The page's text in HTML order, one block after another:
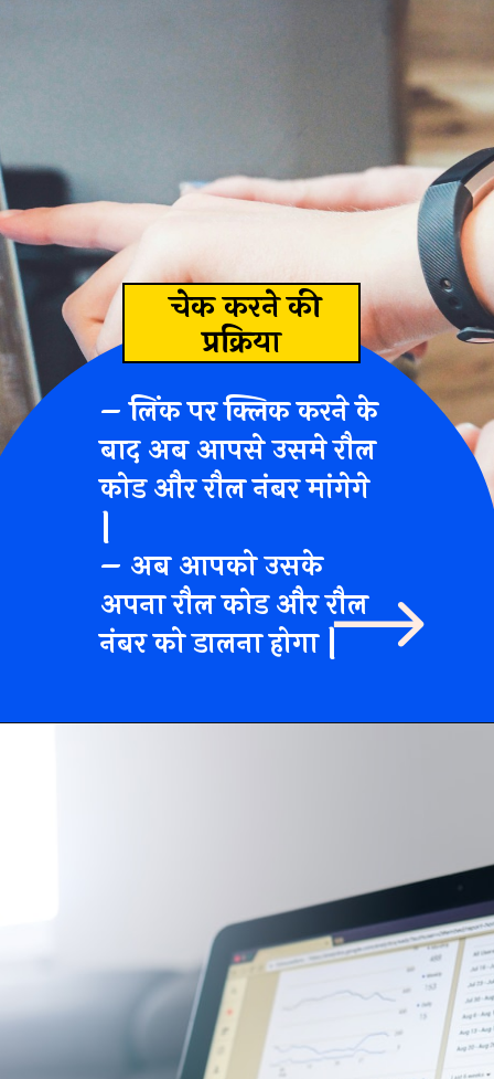
चेक करने की
प्रक्रिया
– लिंक पर क्लिक करने के
बाद अब आपसे उसमे रौल
कोड और रौल नंबर मांगेगे
|
– अब आपको उसके
अपना रौल कोड और रौल
नंबर को डालना होगा |